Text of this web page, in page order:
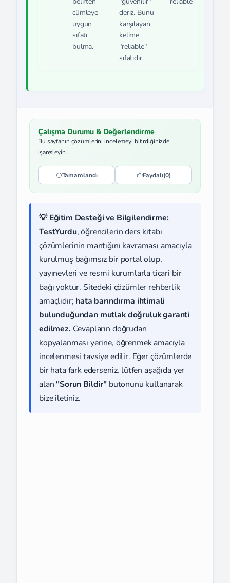
cümleye
uygun
sıfatı
bulma.
deriz. Bunu
karşılayan
kelime
"reliable"
sıfatıdır.
Çalışma Durumu & Değerlendirme
Bu sayfanın çözümlerini incelemeyi bitirdiğinizde
işaretleyin.
Tamamlandı Faydalı(0)
💡 Eğitim Desteği ve Bilgilendirme:
TestYurdu, öğrencilerin ders kitabı
çözümlerinin mantığını kavraması amacıyla
kurulmuş bağımsız bir portal olup,
yayınevleri ve resmi kurumlarla ticari bir
bağı yoktur. Sitedeki çözümler rehberlik
amaçlıdır; hata barındırma ihtimali
bulunduğundan mutlak doğruluk garanti
edilmez. Cevapların doğrudan
kopyalanması yerine, öğrenmek amacıyla
incelenmesi tavsiye edilir. Eğer çözümlerde
bir hata fark ederseniz, lütfen aşağıda yer
alan "Sorun Bildir" butonunu kullanarak
bize iletiniz.